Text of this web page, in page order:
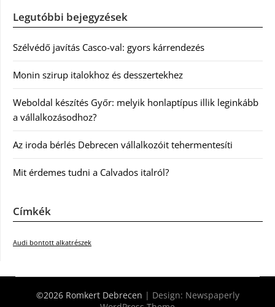
Legutóbbi bejegyzések
Szélvédő javítás Casco-val: gyors kárrendezés
Monin szirup italokhoz és desszertekhez
Weboldal készítés Győr: melyik honlaptípus illik leginkább
a vállalkozásodhoz?
Az iroda bérlés Debrecen vállalkozóit tehermentesíti
Mit érdemes tudni a Calvados italról?
Címkék
Audi bontott alkatrészek
©2026 Romkert Debrecen | Design: Newspaperly